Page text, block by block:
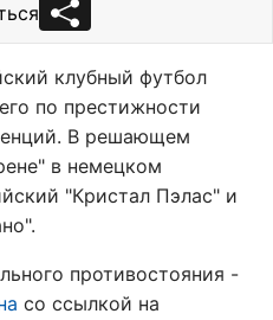
клубный футбол
по престижности
В решающем
в немецком
"Кристал Пэлас" и
противостояния -
со ссылкой на